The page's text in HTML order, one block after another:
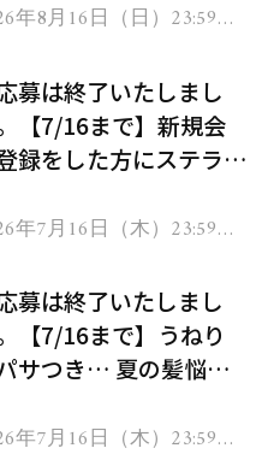
年8月16日（日）23:59ま
募は終了いたしまし
【7/16まで】新規会
録をした方にステラボ
ドライヤー ジュエル
年7月16日（木）23:59ま
募は終了いたしまし
【7/16まで】うねり
サつき… 夏の髪悩み
13名様にプレゼン
年7月16日（木）23:59ま